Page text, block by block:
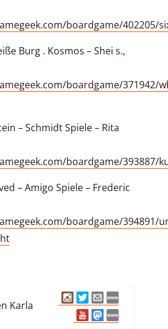
boardgame/402205/
Burg . Kosmos – Shei s.,
boardgame/371942/
– Schmidt Spiele – Rita
boardgame/393887/
– Amigo Spiele – Frederic
boardgame/394891/
Karla